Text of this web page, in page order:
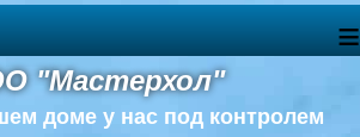
≡
"Мастерхол"
доме у нас под контролем